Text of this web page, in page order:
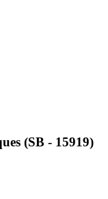
(SB - 15919)